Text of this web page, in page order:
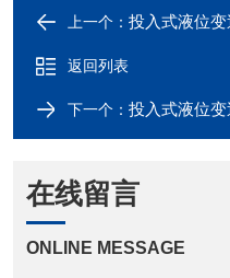
上一个： 投入式液位变
返回列表
下一个： 投入式液位变
在线留言
ONLINE MESSAGE